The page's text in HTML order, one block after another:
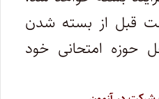
قبل از بسته شدن
حوزه امتحانی خود